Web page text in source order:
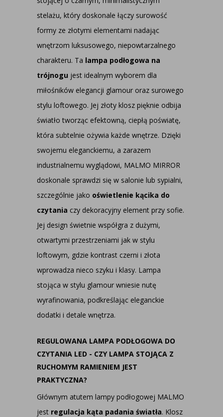
stelażu, który doskonale łączy surowość
formy ze złotymi elementami nadając
wnętrzom luksusowego, niepowtarzalnego
charakteru. Ta lampa podłogowa na
trójnogu jest idealnym wyborem dla
miłośników elegancji glamour oraz surowego
stylu loftowego. Jej złoty klosz pięknie odbija
światło tworząc efektowną, ciepłą poświatę,
która subtelnie ożywia każde wnętrze. Dzięki
swojemu eleganckiemu, a zarazem
industrialnemu wyglądowi, MALMO MIRROR
doskonale sprawdzi się w salonie lub sypialni,
szczególnie jako oświetlenie kącika do
czytania czy dekoracyjny element przy sofie.
Jej design świetnie współgra z dużymi,
otwartymi przestrzeniami jak w stylu
loftowym, gdzie kontrast czerni i złota
wprowadza nieco szyku i klasy. Lampa
stojąca w stylu glamour wniesie nutę
wyrafinowania, podkreślając eleganckie
dodatki i detale wnętrza.
REGULOWANA LAMPA PODŁOGOWA DO
CZYTANIA LED - CZY LAMPA STOJĄCA Z
RUCHOMYM RAMIENIEM JEST
PRAKTYCZNA?
Głównym atutem lampy podłogowej MALMO
jest regulacja kąta padania światła. Klosz